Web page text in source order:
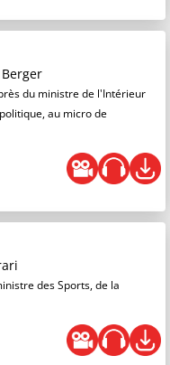
du ministre de l'Intérieur
au micro de
des Sports, de la